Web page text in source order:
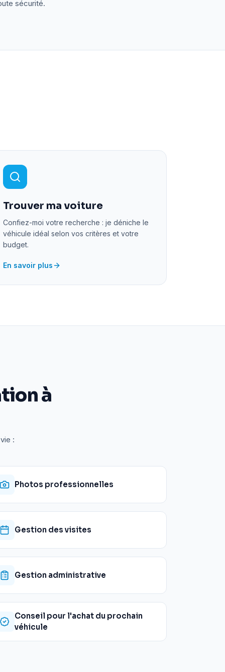
sécurité.
Trouver ma voiture
Confiez-moi votre recherche : je déniche le
véhicule idéal selon vos critères et votre
budget.
En savoir plus
à
:
Photos professionnelles
Gestion des visites
Gestion administrative
Conseil pour l'achat du prochain
véhicule